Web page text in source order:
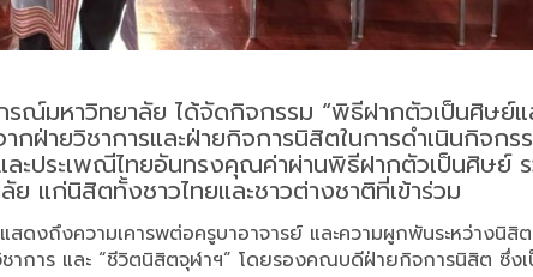
ณ์มหาวิทยาลัย ได้จัดกิจกรรม “พิธีฝากตัวเป็นศิษย์
ฝ่ายวิชาการและฝ่ายกิจการนิสิตในการดำเนินกิจก
ประเพณีไทยอันทรงคุณค่าผ่านพิธีฝากตัวเป็นศิษย์
แก่นิสิตทั้งชาวไทยและชาวต่างชาติที่เข้าร่วม
สดงถึงความเคารพต่อครูบาอาจารย์ และความผูกพันระหว่าง
าร และ “ชีวิตนิสิตจุฬาฯ” โดยรองคณบดีฝ่ายกิจการนิสิต ซึ่งเป็